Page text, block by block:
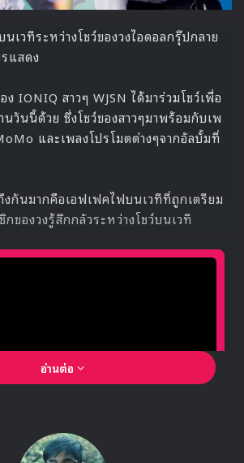
Trip จะเริ่มออกอากาศตอนแรกในวันที่
มได้ทาง JTBC
Trip iKON